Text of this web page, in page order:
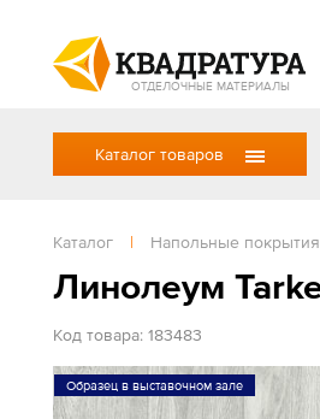
ОТДЕЛОЧНЫЕ МАТЕРИАЛЫ
Каталог товаров
Каталог | Напольные покрытия
Линолеум
Код товара: 183483
Образец в выставочном зале